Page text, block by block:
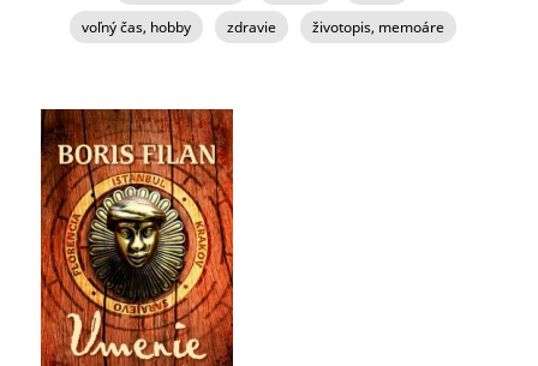
voľný čas, hobby
zdravie životopis, memoáre